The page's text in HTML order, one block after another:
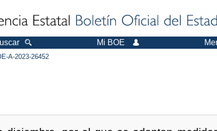
Mi BOE
A-2023-26452